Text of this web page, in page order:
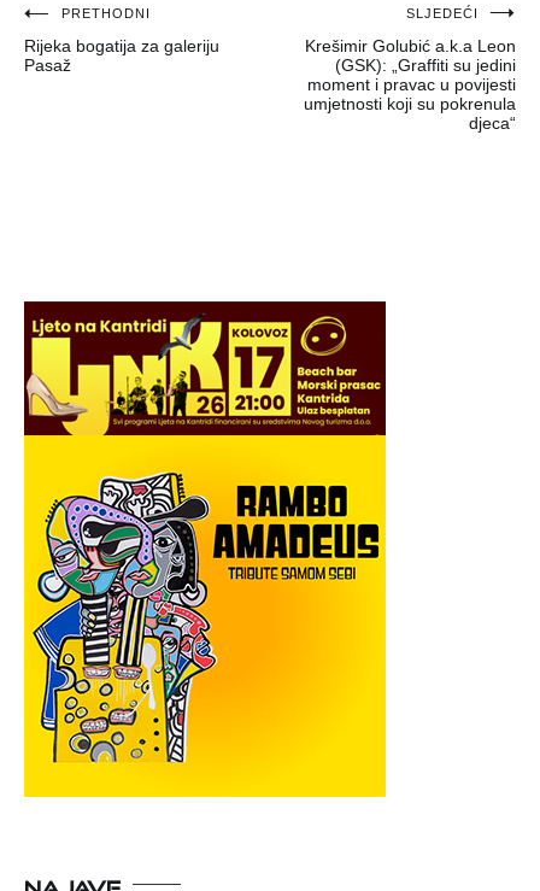
Navigacija
objava
PRETHODNI
Rijeka bogatija za galeriju
Pasaž
SLJEDEĆI
Krešimir Golubić a.k.a Leon
(GSK): „Graffiti su jedini
moment i pravac u povijesti
umjetnosti koji su pokrenula
djeca“
NAJAVE